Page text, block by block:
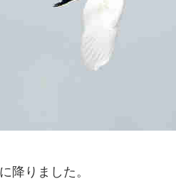
降りました。